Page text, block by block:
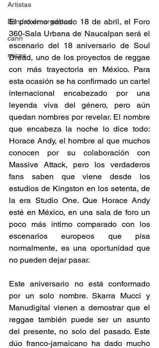
Artistas
Bandas emergentes
cann
raices
El próximo sábado 18 de abril, el Foro
360-Sala Urbana de Naucalpan será el
escenario del 18 aniversario de Soul
Dread, uno de los proyectos de reggae
con más trayectoria en México. Para
esta ocasión se ha confirmado un cartel
internacional encabezado por una
leyenda viva del género, pero aún
quedan nombres por revelar. El nombre
que encabeza la noche lo dice todo:
Horace Andy, el hombre al que muchos
conocen por su colaboración con
Massive Attack, pero los verdaderos
fans saben que viene desde los
estudios de Kingston en los setenta, de
la era Studio One. Que Horace Andy
esté en México, en una sala de foro un
poco más íntimo comparado con los
escenarios europeos que pisa
normalmente, es una oportunidad que
no pueden dejar pasar.
Este aniversario no está conformado
por un solo nombre. Skarra Mucci y
Manudigital vienen a demostrar que el
reggae también puede ser un asunto
del presente, no solo del pasado. Este
dúo franco-jamaicano ha dado mucho